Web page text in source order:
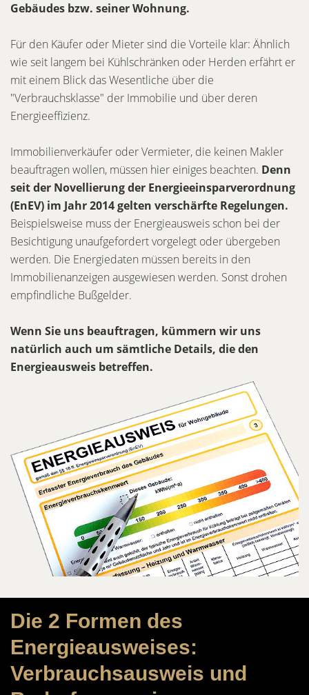
Gebäudes bzw. seiner Wohnung.
Für den Käufer oder Mieter sind die Vorteile klar: Ähnlich
wie seit langem bei Kühlschränken oder Herden erfährt er
mit einem Blick das Wesentliche über die
"Verbrauchsklasse" der Immobilie und über deren
Energieeffizienz.
Immobilienverkäufer oder Vermieter, die keinen Makler
beauftragen wollen, müssen hier einiges beachten. Denn
seit der Novellierung der Energieeinsparverordnung
(EnEV) im Jahr 2014 gelten verschärfte Regelungen.
Beispielsweise muss der Energieausweis schon bei der
Besichtigung unaufgefordert vorgelegt oder übergeben
werden. Die Energiedaten müssen bereits in den
Immobilienanzeigen ausgewiesen werden. Sonst drohen
empfindliche Bußgelder.
Wenn Sie uns beauftragen, kümmern wir uns
natürlich auch um sämtliche Details, die den
Energieausweis betreffen.
Die 2 Formen des
Energieausweises:
Verbrauchsausweis und